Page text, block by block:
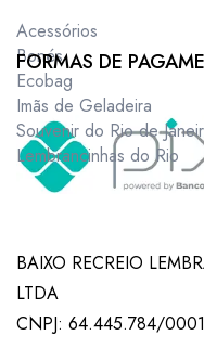
Acessórios
Bonés
Ecobag
Imãs de Geladeira
Souvenir do Rio de
Lembrancinhas do Rio
FORMAS DE
BAIXO RECREIO
LTDA
CNPJ: 64.445.784/